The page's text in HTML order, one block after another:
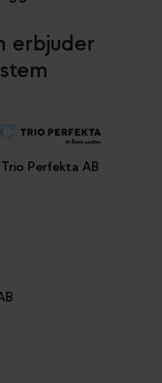
erbjuder
Trio Perfekta AB